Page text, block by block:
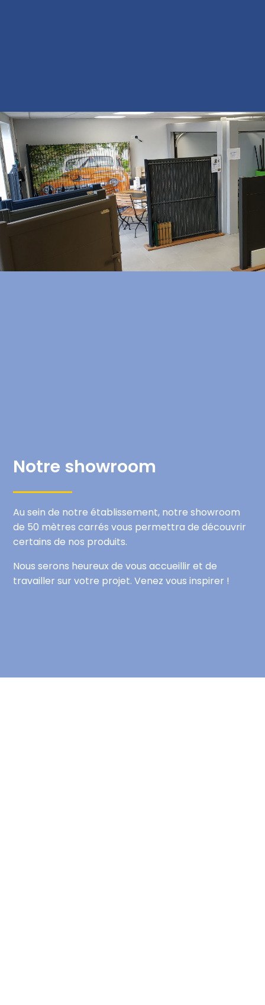
Notre showroom
Au sein de notre établissement, notre showroom
de 50 mètres carrés vous permettra de découvrir
certains de nos produits.
Nous serons heureux de vous accueillir et de
travailler sur votre projet. Venez vous inspirer !